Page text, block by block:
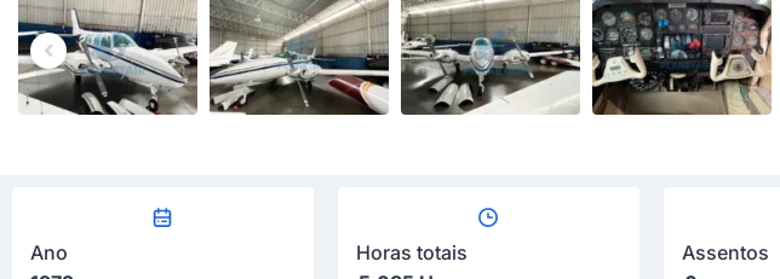
Ano
Horas totais
Assentos